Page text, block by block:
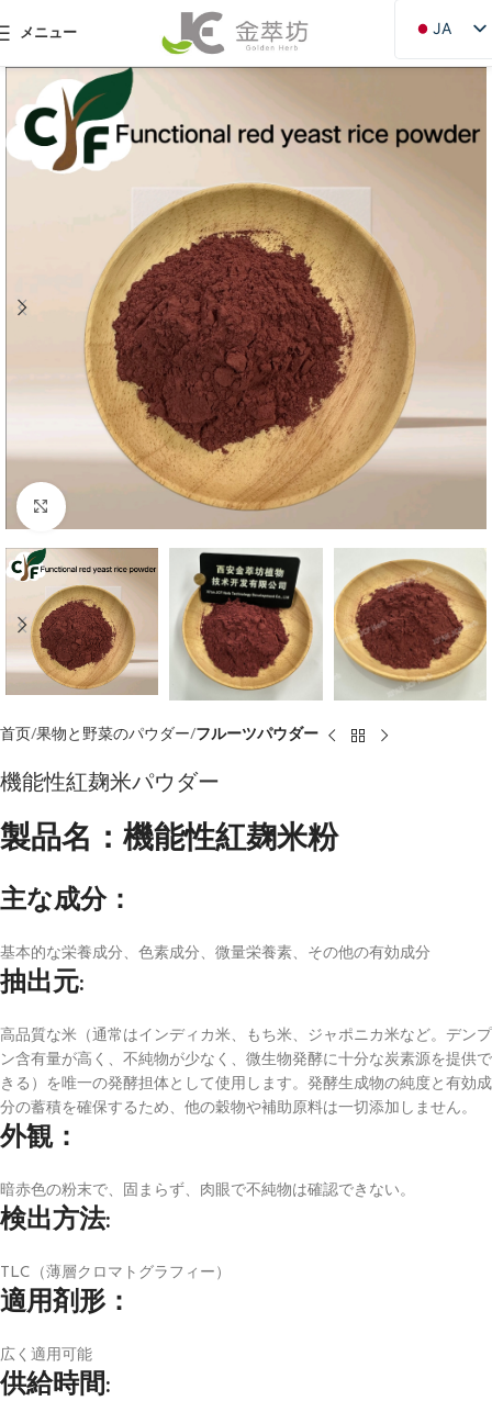
メニュー
JA
EN
DE
点击放大
首页 果物と野菜のパウダー フルーツパウダー
機能性紅麹米パウダー
製品名：機能性紅麹米粉
主な成分：
基本的な栄養成分、色素成分、微量栄養素、その他の有効成分
抽出元:
高品質な米（通常はインディカ米、もち米、ジャポニカ米など。デンプ
ン含有量が高く、不純物が少なく、微生物発酵に十分な炭素源を提供で
きる）を唯一の発酵担体として使用します。発酵生成物の純度と有効成
分の蓄積を確保するため、他の穀物や補助原料は一切添加しません。
外観：
暗赤色の粉末で、固まらず、肉眼で不純物は確認できない。
検出方法:
TLC（薄層クロマトグラフィー）
適用剤形：
広く適用可能
供給時間: